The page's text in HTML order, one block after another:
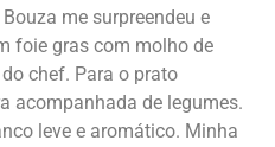
me surpreendeu e
foie gras com molho de
chef. Para o prato
acompanhada de legumes.
leve e aromático. Minha